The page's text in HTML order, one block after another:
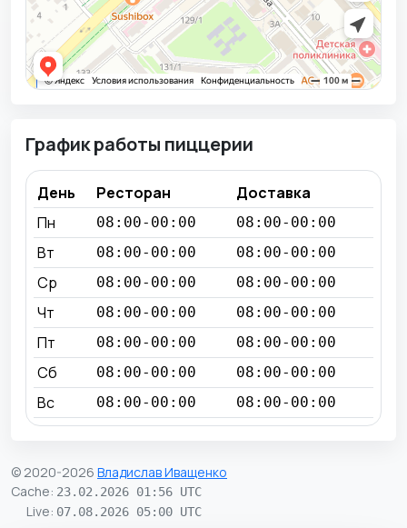
График работы пиццерии
День Ресторан
Доставка
Пн
08:00-00:00 08:00-00:00
Вт 08:00-00:00 08:00-00:00
Ср 08:00-00:00 08:00-00:00
Чт 08:00-00:00 08:00-00:00
Пт 08:00-00:00 08:00-00:00
Сб 08:00-00:00 08:00-00:00
Вс 08:00-00:00 08:00-00:00
© 2020-2026 Владислав Иващенко
Cache: 23.02.2026 01:56 UTC
Live: 07.08.2026 05:00 UTC